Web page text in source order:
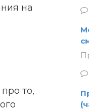
на
то,